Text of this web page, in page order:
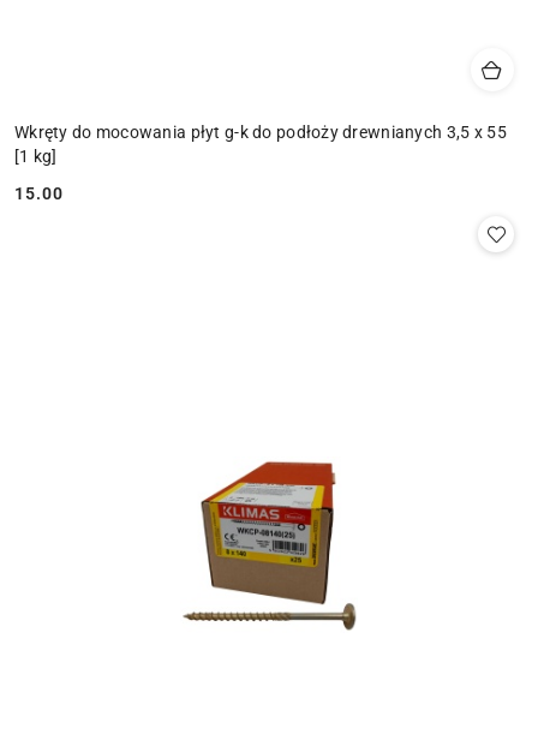
Wkręty do mocowania płyt g-k do podłoży drewnianych 3,5 x 55
[1 kg]
Cena:
15.00